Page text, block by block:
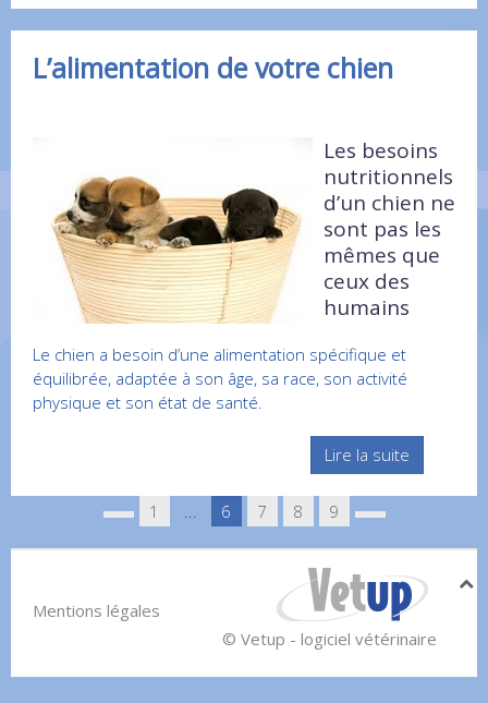
L’alimentation de votre chien
Les besoins
nutritionnels
d’un chien ne
sont pas les
mêmes que
ceux des
humains
Le chien a besoin d’une alimentation spécifique et
équilibrée, adaptée à son âge, sa race, son activité
physique et son état de santé.
Lire la suite
1 ... 6 7 8 9
Mentions légales
© Vetup - logiciel vétérinaire